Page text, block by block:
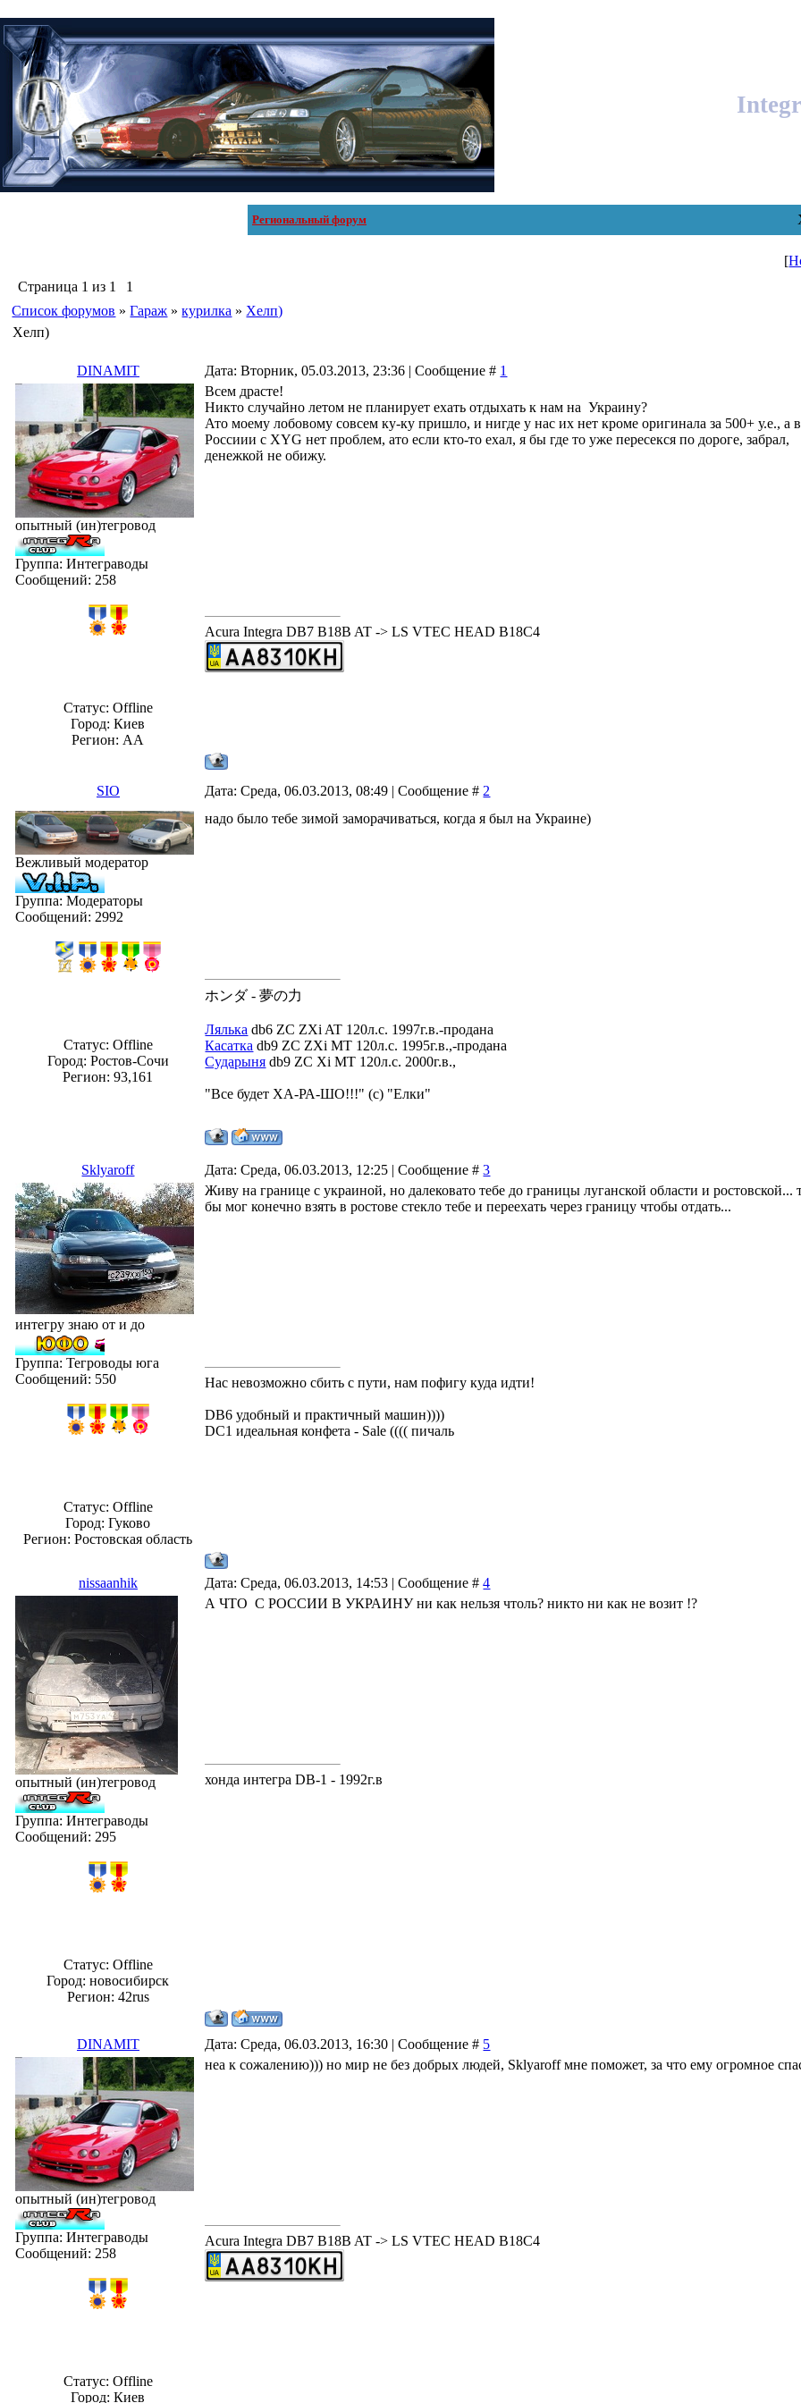
Региональный форум
[
Страница 1 из 1
1
Список форумов » Гараж » курилка » Хелп)
Хелп)
DINAMIT Дата: Вторник, 05.03.2013, 23:36 | Сообщение # 1
опытный (ин)тегровод
Группа: Интеграводы
Сообщений: 258
Статус: Offline
Город: Киев
Регион: AA
Всем драсте!
Никто случайно летом не планирует ехать отдыхать к нам на Украину?
Ато моему лобовому совсем ку-ку пришло, и нигде у нас их нет кроме оригинала за 500+ у.е., а в
Россиии с XYG нет проблем, ато если кто-то ехал, я бы где то уже пересекся по дороге, забрал,
денежкой не обижу.
Acura Integra DB7 B18B AT -> LS VTEC HEAD B18C4
SIO Дата: Среда, 06.03.2013, 08:49 | Сообщение # 2
Вежливый модератор
Группа: Модераторы
Сообщений: 2992
Статус: Offline
Город: Ростов-Сочи
Регион: 93,161
надо было тебе зимой заморачиваться, когда я был на Украине)
ホンダ - 夢の力
Лялька db6 ZC ZXi AT 120л.с. 1997г.в.-продана
Касатка db9 ZC ZXi MT 120л.с. 1995г.в.,-продана
Сударыня db9 ZC Xi MT 120л.с. 2000г.в.,
"Все будет ХА-РА-ШО!!!" (с) "Елки"
Sklyaroff Дата: Среда, 06.03.2013, 12:25 | Сообщение #3
интегру знаю от и до
Группа: Тегроводы юга
Сообщений: 550
Статус: Offline
Город: Гуково
Регион: Ростовская область
Живу на границе с украиной, но далековато тебе до границы луганской области и ростовской...
бы мог конечно взять в ростове стекло тебе и переехать через границу чтобы отдать...
Нас невозможно сбить с пути, нам пофигу куда идти!
DB6 удобный и практичный машин))))
DC1 идеальная конфета - Sale (((( пичаль
nissaanhik Дата: Среда, 06.03.2013, 14:53 | Сообщение #4
опытный (ин)тегровод
Группа: Интеграводы
Сообщений: 295
Статус: Offline
Город: новосибирск
Регион: 42rus
А ЧТО С РОССИИ В УКРАИНУ ни как нельзя чтоль? никто ни как не возит !?
хонда интегра DB-1 - 1992г.в
DINAMIT Дата: Среда, 06.03.2013, 16:30 | Сообщение # 5
опытный (ин)тегровод
Группа: Интеграводы
Сообщений: 258
Статус: Offline
Город: Киев
неа к сожалению))) но мир не без добрых людей, Sklyaroff мне поможет, за что ему огромное
Acura Integra DB7 B18B AT -> LS VTEC HEAD B18C4